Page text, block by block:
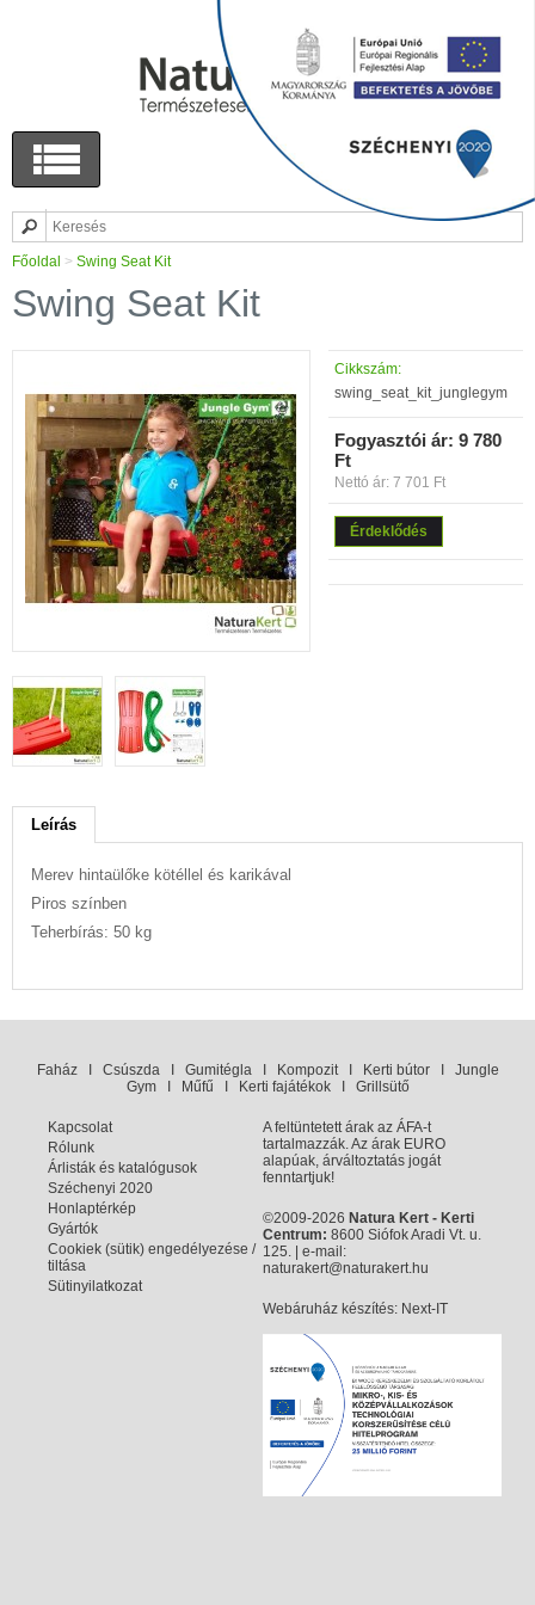
Főoldal > Swing Seat Kit
Swing Seat Kit
Cikkszám:
swing_seat_kit_junglegym
Fogyasztói ár: 9 780
Ft
Nettó ár: 7 701 Ft
Érdeklődés
Leírás
Merev hintaülőke kötéllel és karikával
Piros színben
Teherbírás: 50 kg
FaházI CsúszdaI GumitéglaI KompozitI Kerti bútorI Jungle
GymI Műfű Kerti fajátékokI Grillsütő
Kapcsolat
Rólunk
Árlisták és katalógusok
Széchenyi 2020
Honlaptérkép
Gyártók
Cookiek (sütik) engedélyezése /
tiltása
Sütinyilatkozat
A feltüntetett árak az ÁFA-t
tartalmazzák. Az árak EURO
alapúak, árváltoztatás jogát
fenntartjuk!
©2009-2026 Natura Kert - Kerti
Centrum: 8600 Siófok Aradi Vt. u.
125. | e-mail:
naturakert@naturakert.hu
Webáruház készítés: Next-IT